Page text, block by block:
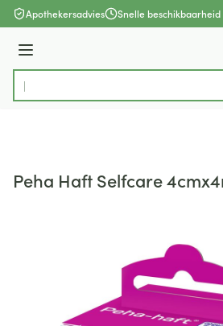
Ga naar de inhoud
Apothekersadvies Snelle beschikbaarheid
Menu
Product, merk, categorie...
Peha Haft Selfcare